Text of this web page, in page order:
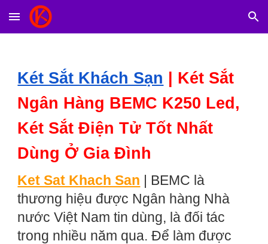
Skip to main content Skip to navigation
Két Sắt Khách Sạn
Két Sắt
Ngân Hàng BEMC K250 Led,
Két Sắt Điện Tử Tốt Nhất
Dùng Ở Gia Đình
Ket Sat Khach San | BEMC là
thương hiệu được Ngân hàng Nhà
nước Việt Nam tin dùng, là đối tác
trong nhiều năm qua. Để làm được